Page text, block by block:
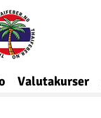
Valutakurser